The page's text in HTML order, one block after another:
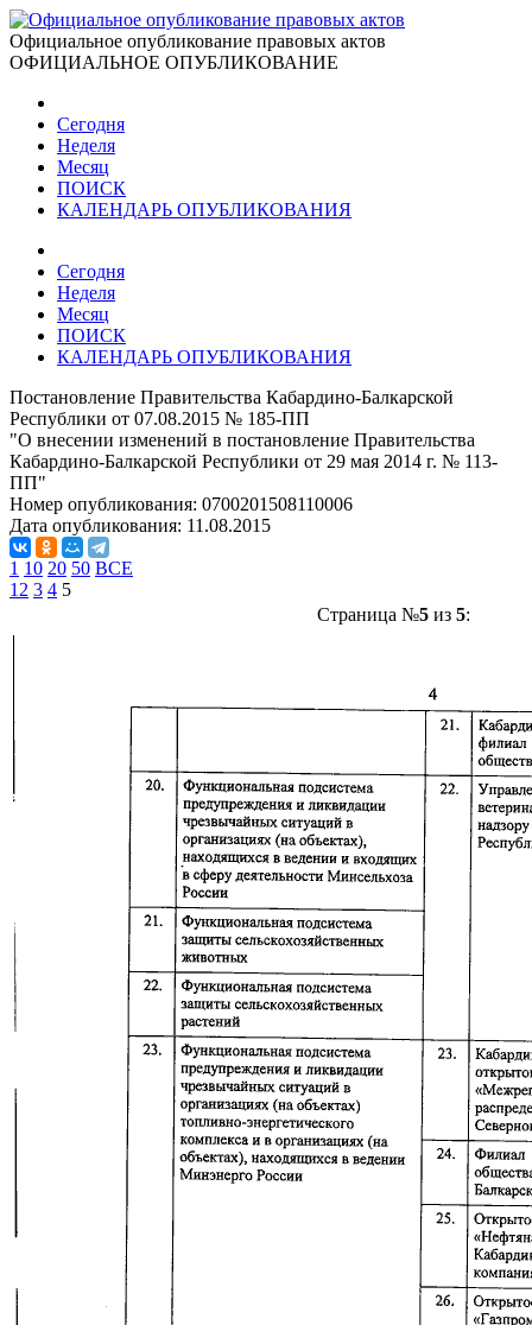
Официальное опубликование правовых актов
ОФИЦИАЛЬНОЕ ОПУБЛИКОВАНИЕ
Сегодня
Неделя
Месяц
ПОИСК
КАЛЕНДАРЬ ОПУБЛИКОВАНИЯ
Сегодня
Неделя
Месяц
ПОИСК
КАЛЕНДАРЬ ОПУБЛИКОВАНИЯ
Постановление Правительства Кабардино-Балкарской
Республики от 07.08.2015 № 185-ПП
"О внесении изменений в постановление Правительства
Кабардино-Балкарской Республики от 29 мая 2014 г. № 113-
ПП"
Номер опубликования: 0700201508110006
Дата опубликования: 11.08.2015
1 10 20 50 ВСЕ
1 2 3 4 5
Страница №5из 5: